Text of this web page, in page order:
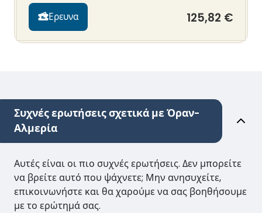
Ερευνα 125,82 €
Συχνές ερωτήσεις σχετικά με Όραν-
Αλμερία
Αυτές είναι οι πιο συχνές ερωτήσεις. Δεν μπορείτε
να βρείτε αυτό που ψάχνετε; Μην ανησυχείτε,
επικοινωνήστε και θα χαρούμε να σας βοηθήσουμε
με το ερώτημά σας.